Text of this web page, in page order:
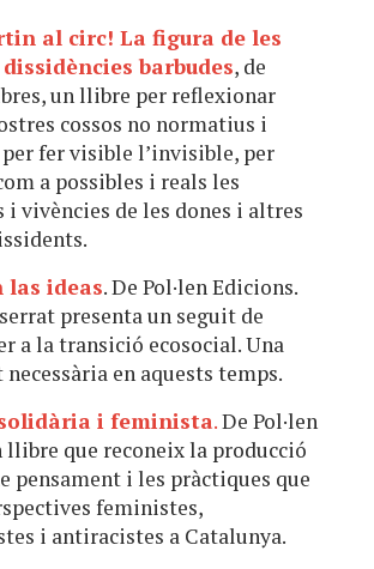
al circ! La figura de les
barbudes, de
un llibre per reflexionar
cossos no normatius i
fer visible l’invisible, per
a possibles i reals les
i vivències de les dones i altres
las ideas. De Pol·len Edicions.
presenta un seguit de
a la transició ecosocial. Una
en aquests temps.
i feminista.De Pol·len
llibre que reconeix la producció
pensament i les pràctiques que
feministes,
i antiracistes a Catalunya.